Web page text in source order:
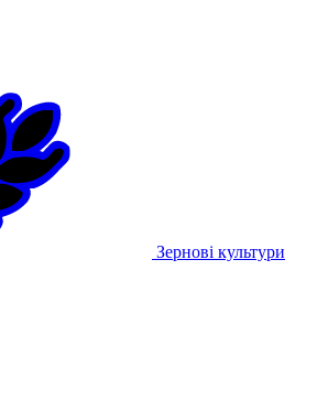
Зернові культури